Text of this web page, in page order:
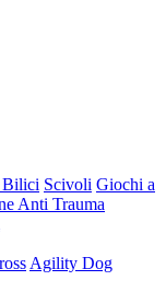
Bilici Scivoli Giochi a
Anti Trauma
Agility Dog